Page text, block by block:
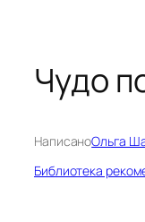
Чудо
НаписаноОльга
Библиотека